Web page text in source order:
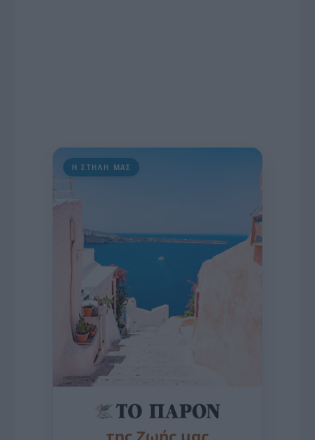
Η ΣΤΗΛΗ ΜΑΣ
της Ζωής μας